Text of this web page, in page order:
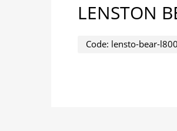
LENSTON
Code: lensto-bear-